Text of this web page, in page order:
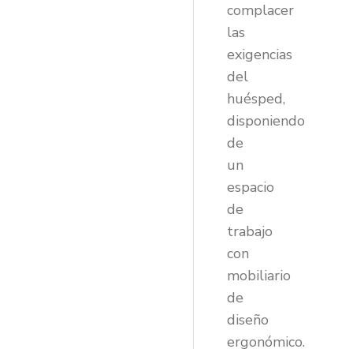
complacer
las
exigencias
del
huésped,
disponiendo
de
un
espacio
de
trabajo
con
mobiliario
de
diseño
ergonómico.